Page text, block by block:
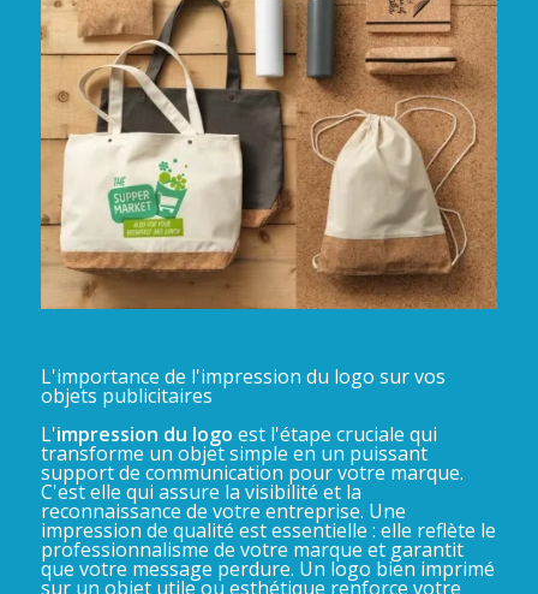
L'importance de l'impression du logo sur vos
objets publicitaires
L'impression du logo est l'étape cruciale qui
transforme un objet simple en un puissant
support de communication pour votre marque.
C'est elle qui assure la visibilité et la
reconnaissance de votre entreprise. Une
impression de qualité est essentielle : elle reflète le
professionnalisme de votre marque et garantit
que votre message perdure. Un logo bien imprimé
sur un objet utile ou esthétique renforce votre